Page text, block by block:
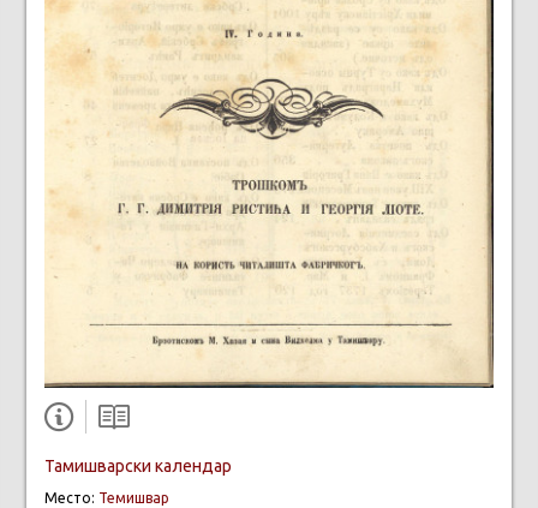
Тамишварски календар
Место: Темишвар